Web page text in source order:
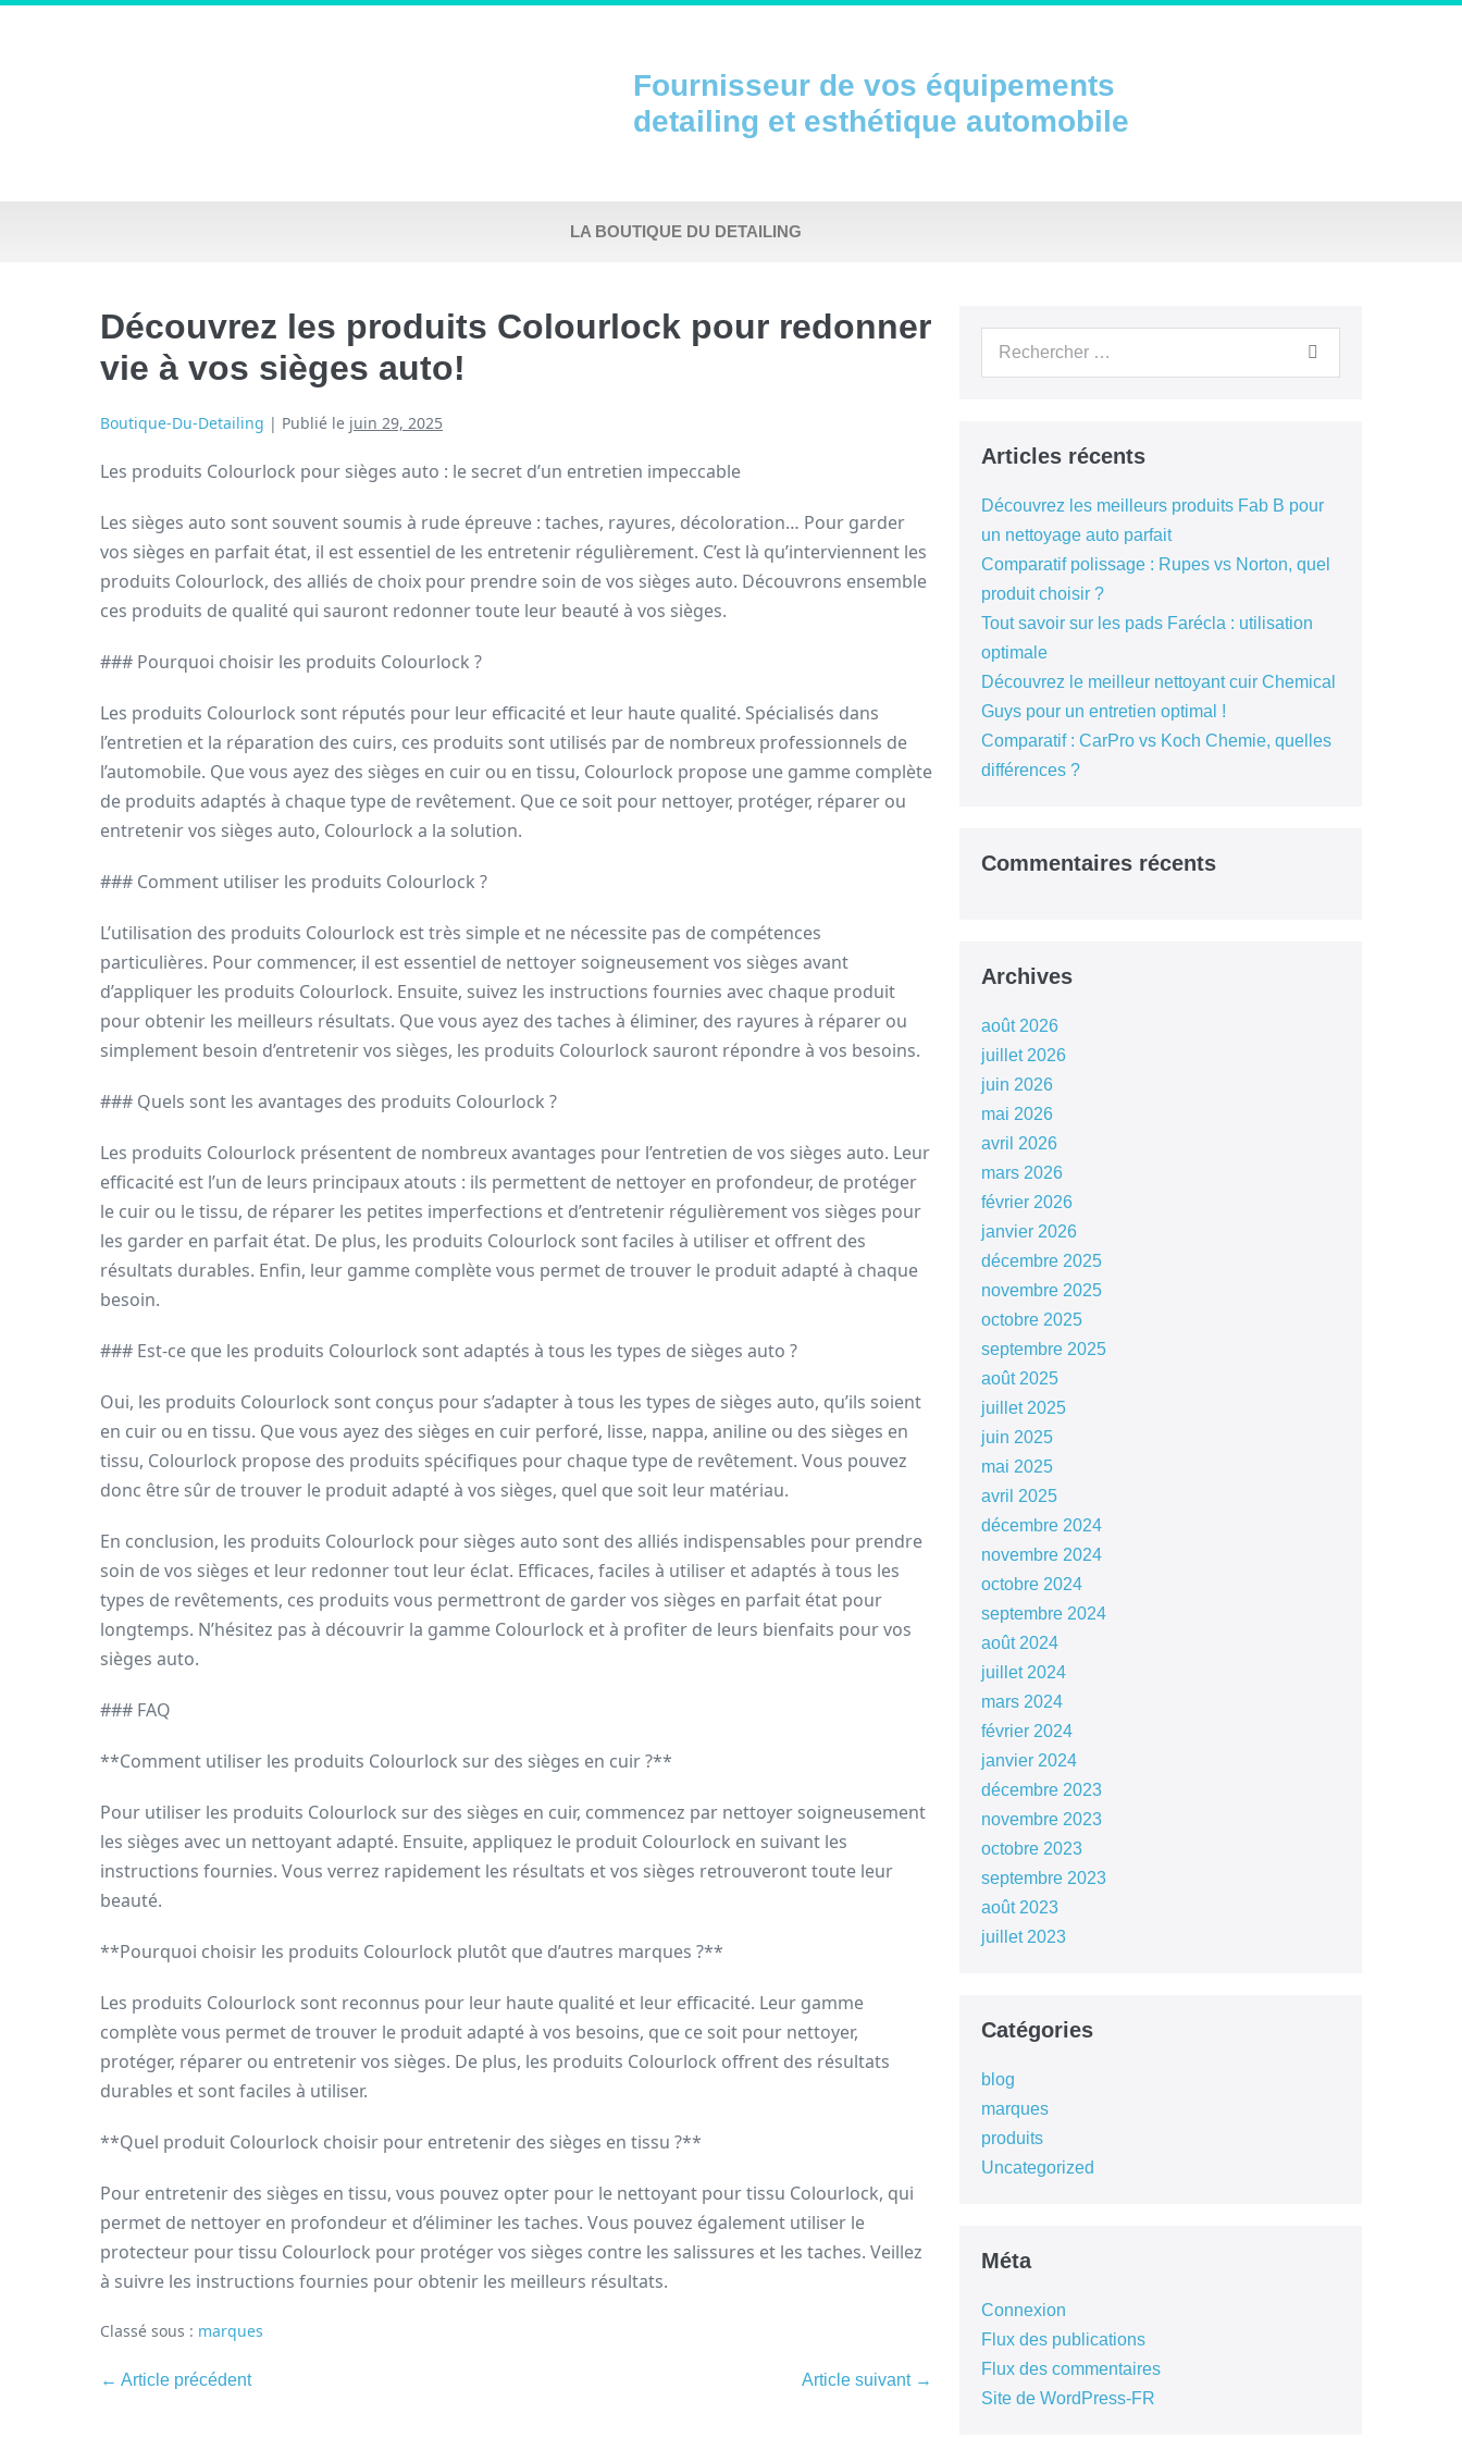
Fournisseur de vos équipements
detailing et esthétique automobile
LA BOUTIQUE DU DETAILING
Découvrez les produits Colourlock pour redonner
vie à vos sièges auto!
Boutique-Du-Detailing | Publié le juin 29, 2025
Les produits Colourlock pour sièges auto : le secret d’un entretien impeccable
Les sièges auto sont souvent soumis à rude épreuve : taches, rayures, décoloration… Pour garder
vos sièges en parfait état, il est essentiel de les entretenir régulièrement. C’est là qu’interviennent les
produits Colourlock, des alliés de choix pour prendre soin de vos sièges auto. Découvrons ensemble
ces produits de qualité qui sauront redonner toute leur beauté à vos sièges.
### Pourquoi choisir les produits Colourlock ?
Les produits Colourlock sont réputés pour leur efficacité et leur haute qualité. Spécialisés dans
l’entretien et la réparation des cuirs, ces produits sont utilisés par de nombreux professionnels de
l’automobile. Que vous ayez des sièges en cuir ou en tissu, Colourlock propose une gamme complète
de produits adaptés à chaque type de revêtement. Que ce soit pour nettoyer, protéger, réparer ou
entretenir vos sièges auto, Colourlock a la solution.
### Comment utiliser les produits Colourlock ?
L’utilisation des produits Colourlock est très simple et ne nécessite pas de compétences
particulières. Pour commencer, il est essentiel de nettoyer soigneusement vos sièges avant
d’appliquer les produits Colourlock. Ensuite, suivez les instructions fournies avec chaque produit
pour obtenir les meilleurs résultats. Que vous ayez des taches à éliminer, des rayures à réparer ou
simplement besoin d’entretenir vos sièges, les produits Colourlock sauront répondre à vos besoins.
### Quels sont les avantages des produits Colourlock ?
Les produits Colourlock présentent de nombreux avantages pour l’entretien de vos sièges auto. Leur
efficacité est l’un de leurs principaux atouts : ils permettent de nettoyer en profondeur, de protéger
le cuir ou le tissu, de réparer les petites imperfections et d’entretenir régulièrement vos sièges pour
les garder en parfait état. De plus, les produits Colourlock sont faciles à utiliser et offrent des
résultats durables. Enfin, leur gamme complète vous permet de trouver le produit adapté à chaque
besoin.
### Est-ce que les produits Colourlock sont adaptés à tous les types de sièges auto ?
Oui, les produits Colourlock sont conçus pour s’adapter à tous les types de sièges auto, qu’ils soient
en cuir ou en tissu. Que vous ayez des sièges en cuir perforé, lisse, nappa, aniline ou des sièges en
tissu, Colourlock propose des produits spécifiques pour chaque type de revêtement. Vous pouvez
donc être sûr de trouver le produit adapté à vos sièges, quel que soit leur matériau.
En conclusion, les produits Colourlock pour sièges auto sont des alliés indispensables pour prendre
soin de vos sièges et leur redonner tout leur éclat. Efficaces, faciles à utiliser et adaptés à tous les
types de revêtements, ces produits vous permettront de garder vos sièges en parfait état pour
longtemps. N’hésitez pas à découvrir la gamme Colourlock et à profiter de leurs bienfaits pour vos
sièges auto.
### FAQ
**Comment utiliser les produits Colourlock sur des sièges en cuir ?**
Pour utiliser les produits Colourlock sur des sièges en cuir, commencez par nettoyer soigneusement
les sièges avec un nettoyant adapté. Ensuite, appliquez le produit Colourlock en suivant les
instructions fournies. Vous verrez rapidement les résultats et vos sièges retrouveront toute leur
beauté.
**Pourquoi choisir les produits Colourlock plutôt que d’autres marques ?**
Les produits Colourlock sont reconnus pour leur haute qualité et leur efficacité. Leur gamme
complète vous permet de trouver le produit adapté à vos besoins, que ce soit pour nettoyer,
protéger, réparer ou entretenir vos sièges. De plus, les produits Colourlock offrent des résultats
durables et sont faciles à utiliser.
**Quel produit Colourlock choisir pour entretenir des sièges en tissu ?**
Pour entretenir des sièges en tissu, vous pouvez opter pour le nettoyant pour tissu Colourlock, qui
permet de nettoyer en profondeur et d’éliminer les taches. Vous pouvez également utiliser le
protecteur pour tissu Colourlock pour protéger vos sièges contre les salissures et les taches. Veillez
à suivre les instructions fournies pour obtenir les meilleurs résultats.
Classé sous : marques
← Article précédent Article suivant →
Articles récents
Découvrez les meilleurs produits Fab B pour
un nettoyage auto parfait
Comparatif polissage : Rupes vs Norton, quel
produit choisir ?
Tout savoir sur les pads Farécla : utilisation
optimale
Découvrez le meilleur nettoyant cuir Chemical
Guys pour un entretien optimal !
Comparatif : CarPro vs Koch Chemie, quelles
différences ?
Commentaires récents
Archives
août 2026
juillet 2026
juin 2026
mai 2026
avril 2026
mars 2026
février 2026
janvier 2026
décembre 2025
novembre 2025
octobre 2025
septembre 2025
août 2025
juillet 2025
juin 2025
mai 2025
avril 2025
décembre 2024
novembre 2024
octobre 2024
septembre 2024
août 2024
juillet 2024
mars 2024
février 2024
janvier 2024
décembre 2023
novembre 2023
octobre 2023
septembre 2023
août 2023
juillet 2023
Catégories
blog
marques
produits
Uncategorized
Méta
Connexion
Flux des publications
Flux des commentaires
Site de WordPress-FR